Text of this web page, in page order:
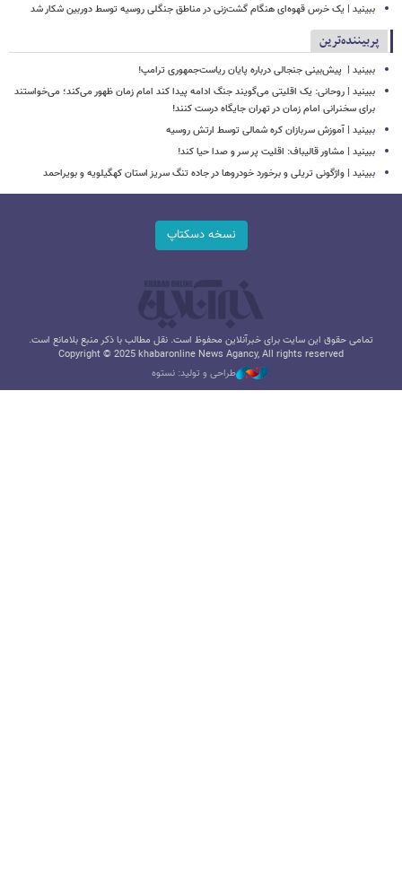
ببینید | یک خرس قهوه‌ای هنگام گشت‌زنی در مناطق جنگلی روسیه توسط دوربین شکار شد
پربیننده‌ترین
ببینید | ‏ پیش‌بینی جنجالی درباره پایان ریاست‌جمهوری ترامپ!
ببینید | روحانی: یک اقلیتی می‌گویند جنگ ادامه پیدا کند امام زمان ظهور می‌کند؛ می‌خواستند
برای سخنرانی امام زمان در تهران جایگاه درست کنند!
ببینید | آموزش سربازان کره شمالی توسط ارتش روسیه
ببینید | مشاور قالیباف: اقلیت پر سر و صدا حیا کند!
ببینید | واژگونی تریلی و برخورد خودروها در جاده تنگ سریز استان کهگیلویه و بویراحمد
نسخه دسکتاپ
تمامی حقوق این سایت برای خبرآنلاین محفوظ است. نقل مطالب با ذکر منبع بلامانع است.
Copyright © 2025 khabaronline News Agancy, All rights reserved
طراحی و تولید: نستوه